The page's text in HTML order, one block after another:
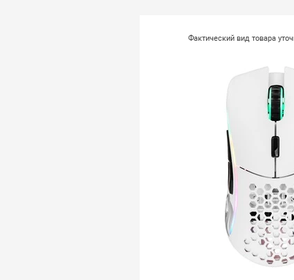
Фактический вид товара